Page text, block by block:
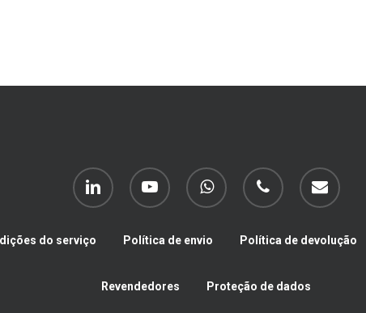
linkedin youtube whatsapp telefone
correio
eletrónico
do serviço Política de envio Política de devolução
Revendedores Proteção de dados